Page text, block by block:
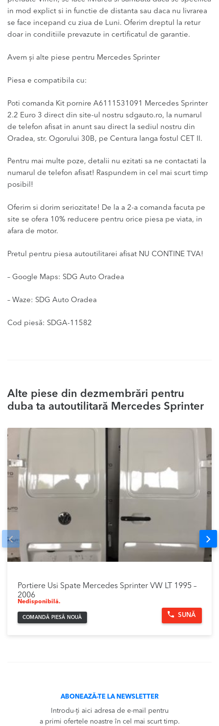
in mod explict si in functie de distanta sau daca nu livrarea
se face incepand cu ziua de Luni. Oferim dreptul la retur
doar in conditiile prevazute in certificatul de garantie.
Avem și alte piese pentru Mercedes Sprinter
Piesa e compatibila cu:
Poti comanda Kit pornire A6111531091 Mercedes Sprinter
2.2 Euro 3 direct din site-ul nostru sdgauto.ro, la numarul
de telefon afisat in anunt sau direct la sediul nostru din
Oradea, str. Ogorului 30B, pe Centura langa fostul CET II.
Pentru mai multe poze, detalii nu ezitati sa ne contactati la
numarul de telefon afisat! Raspundem in cel mai scurt timp
posibil!
Oferim si dorim seriozitate! De la a 2-a comanda facuta pe
site se ofera 10% reducere pentru orice piesa pe viata, in
afara de motor.
Pretul pentru piesa autoutilitarei afisat NU CONTINE TVA!
– Google Maps: SDG Auto Oradea
– Waze: SDG Auto Oradea
Cod piesă: SDGA-11582
Alte piese din dezmembrări pentru
duba ta autoutilitară Mercedes Sprinter
Portiere Usi Spate Mercedes Sprinter VW LT 1995 –
2006
Nedisponibilă.
COMANDĂ PIESĂ NOUĂ SUNĂ
Prev
ABONEAZĂ-TE LA NEWSLETTER
Introdu-ți aici adresa de e-mail pentru
a primi ofertele noastre în cel mai scurt timp.